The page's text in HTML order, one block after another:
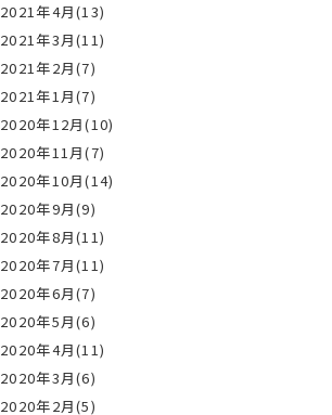
2021年4月(13)
2021年3月(11)
2021年2月(7)
2021年1月(7)
2020年12月(10)
2020年11月(7)
2020年10月(14)
2020年9月(9)
2020年8月(11)
2020年7月(11)
2020年6月(7)
2020年5月(6)
2020年4月(11)
2020年3月(6)
2020年2月(5)